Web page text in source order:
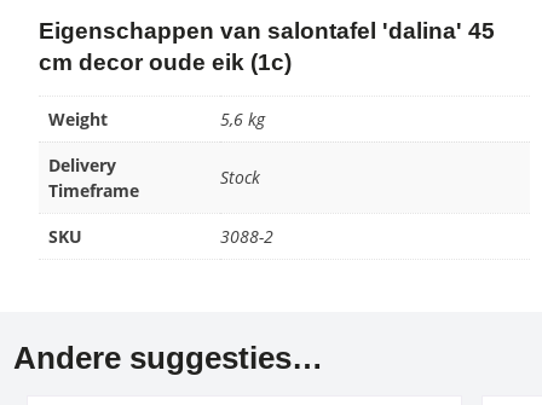
Eigenschappen van salontafel 'dalina' 45
cm decor oude eik (1c)
Weight
5,6 kg
Delivery
Timeframe
Stock
SKU 3088-2
Andere suggesties…